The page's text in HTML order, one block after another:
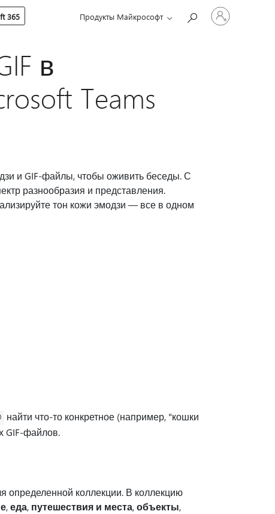
365 Продукты Майкрософт
Войдите
учетную
в
Teams
и GIF-файлы, чтобы оживить беседы. С
разнообразия и представления.
тон кожи эмодзи — все в одном
найти что-то конкретное (например, "кошки
GIF-файлов.
определенной коллекции. В коллекцию
,еда, путешествия и места,объекты,